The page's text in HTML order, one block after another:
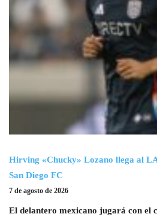
Hirving «Chucky» Lozano llega al
San Diego FC
7 de agosto de 2026
El delantero mexicano jugará con el